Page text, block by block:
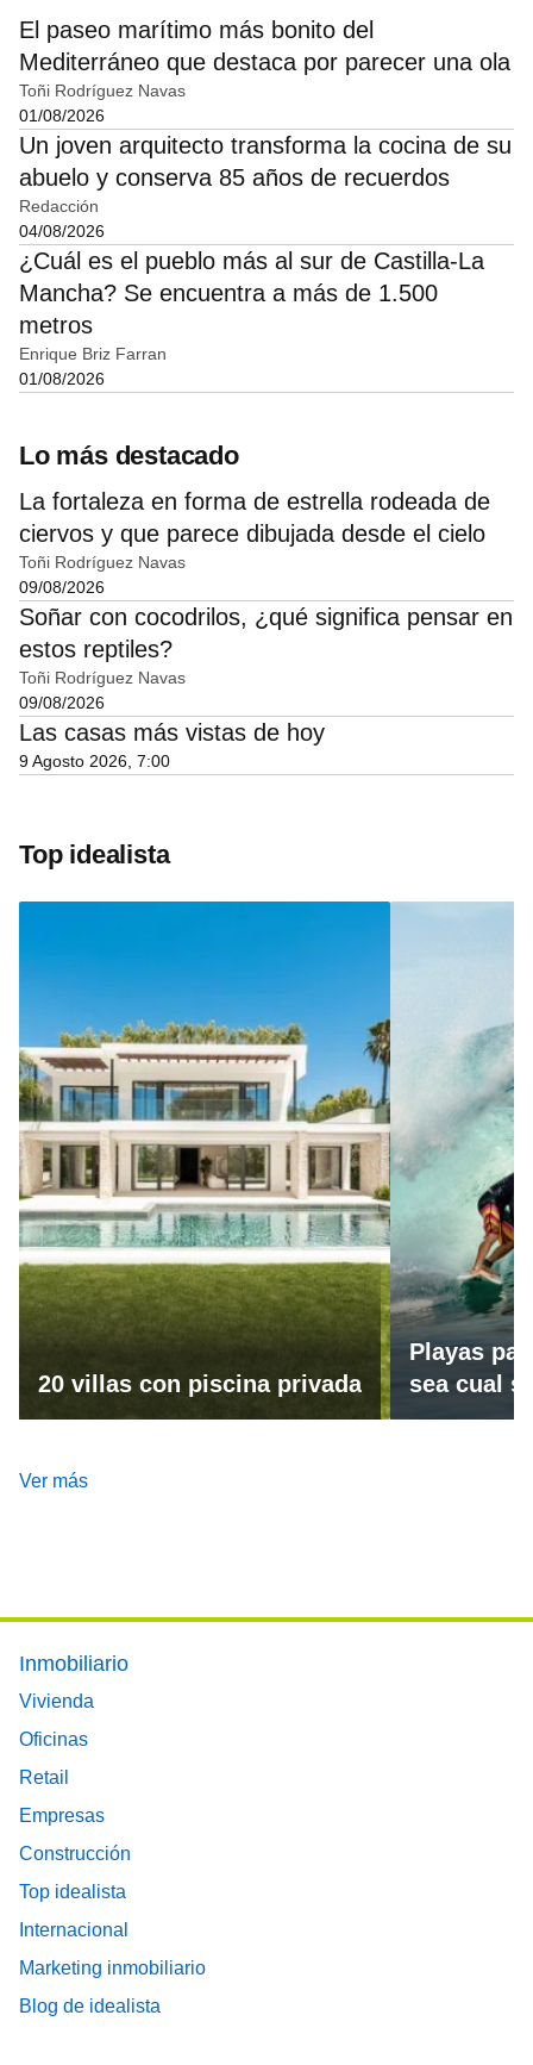
El paseo marítimo más bonito del
Mediterráneo que destaca por parecer una ola
Toñi Rodríguez Navas
01/08/2026
Un joven arquitecto transforma la cocina de su
abuelo y conserva 85 años de recuerdos
Redacción
04/08/2026
¿Cuál es el pueblo más al sur de Castilla-La
Mancha? Se encuentra a más de 1.500
metros
Enrique Briz Farran
01/08/2026
Lo más destacado
La fortaleza en forma de estrella rodeada de
ciervos y que parece dibujada desde el cielo
Toñi Rodríguez Navas
09/08/2026
Soñar con cocodrilos, ¿qué significa pensar en
estos reptiles?
Toñi Rodríguez Navas
09/08/2026
Las casas más vistas de hoy
9 Agosto 2026, 7:00
Top idealista
20 villas con piscina privada
Playas
sea cual
Ver más
Footer main menu
Inmobiliario
Vivienda
Oficinas
Retail
Empresas
Construcción
Top idealista
Internacional
Marketing inmobiliario
Blog de idealista